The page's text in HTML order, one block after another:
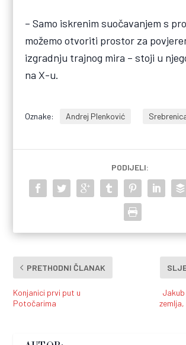
– Samo iskrenim suočavanjem s
možemo otvoriti prostor za
izgradnju trajnog mira – stoji u
na X-u.
Oznake: Andrej Plenković
PODIJELI:
PRETHODNI ČLANAK
Konjanici prvi put u
Potočarima